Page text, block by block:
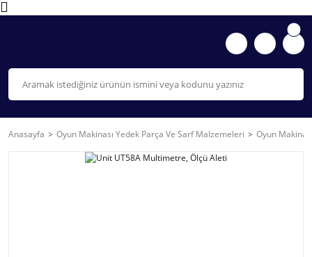
Anasayfa Oyun Makinası Yedek Parça Ve Sarf Malzemeleri Oyun